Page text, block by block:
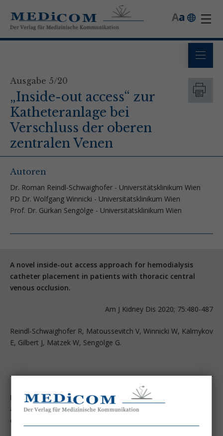
a
A
Ausgabe 5/20
„Inside-out access“ zur
Katheteranlage bei
Verschluss der oberen
zentralen Venen
Autoren
Dr. Roman Reindl-Schwaighofer - Universitätsklinikum Wien
PD Dr. Wolfgang Winnicki - Universitätsklinikum Wien
Prof. Dr. Gürkan Sengölge - Universitätsklinikum Wien
A novel inside-out access approach for hemodialysis
catheter placement in patients with thoracic central
venous occlusion.
Am J Kidney Dis 2020; 75:480-487
Reindl-Schwaighofer R, Matoussevitch V, Winnicki W, Kalmykov
E, Gilbert J, Matzek W, Sengölge G.
Multicenter experience with the surfacer inside-out
access catheter system in patients with thoracic venous
obstruction: Results from the SAVE registry.